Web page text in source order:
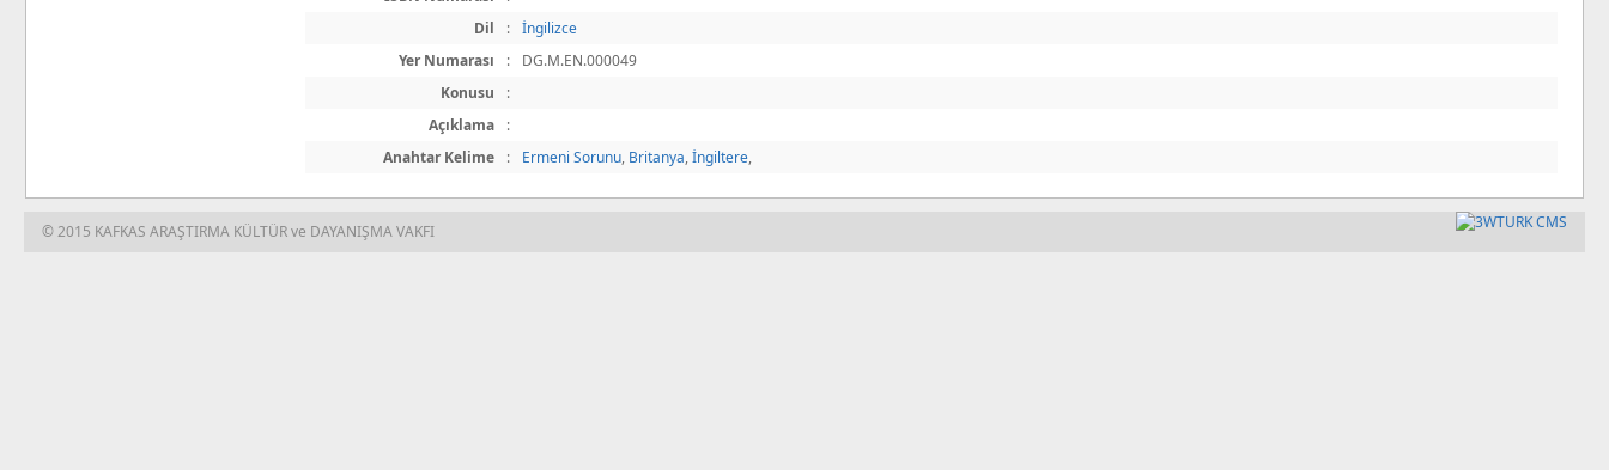
Dil
:
İngilizce
Yer Numarası
:
DG.M.EN.000049
Konusu
:
Açıklama
:
Anahtar Kelime
: Ermeni Sorunu, Britanya,İngiltere,
© 2015 KAFKAS ARAŞTIRMA KÜLTÜR ve DAYANIŞMA VAKFI